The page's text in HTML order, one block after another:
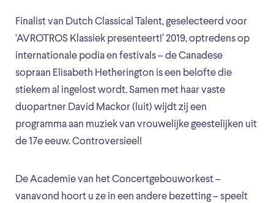
Finalist van Dutch Classical Talent, geselecteerd voor
‘AVROTROS Klassiek presenteert!’ 2019, optredens op
internationale podia en festivals – de Canadese
sopraan Elisabeth Hetherington is een belofte die
stiekem al ingelost wordt. Samen met haar vaste
duopartner David Mackor (luit) wijdt zij een
programma aan muziek van vrouwelijke geestelijken uit
de 17e eeuw. Controversieel!
De Academie van het Concertgebouworkest –
vanavond hoort u ze in een andere bezetting – speelt